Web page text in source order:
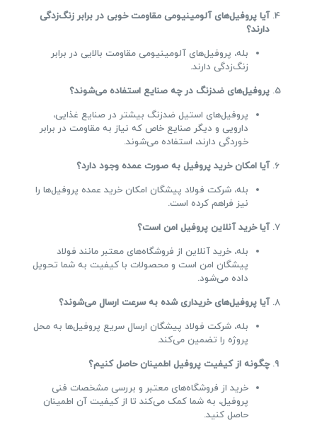
آیا پروفیل‌های آلومینیومی مقاومت خوبی در برابر زنگ‌زدگی
دارند؟
بله، پروفیل‌های آلومینیومی مقاومت بالایی در برابر
زنگ‌زدگی دارند.
پروفیل‌های ضدزنگ در چه صنایع استفاده می‌شوند؟
پروفیل‌های استیل ضدزنگ بیشتر در صنایع غذایی،
دارویی و دیگر صنایع خاص که نیاز به مقاومت در برابر
خوردگی دارند، استفاده می‌شوند.
آیا امکان خرید پروفیل به صورت عمده وجود دارد؟
بله، شرکت فولاد پیشگان امکان خرید عمده پروفیل‌ها را
نیز فراهم کرده است.
آیا خرید آنلاین پروفیل امن است؟
بله، خرید آنلاین از فروشگاه‌های معتبر مانند فولاد
پیشگان امن است و محصولات با کیفیت به شما تحویل
داده می‌شود.
آیا پروفیل‌های خریداری شده به سرعت ارسال می‌شوند؟
بله، شرکت فولاد پیشگان ارسال سریع پروفیل‌ها به محل
پروژه را تضمین می‌کند.
چگونه از کیفیت پروفیل اطمینان حاصل کنیم؟
خرید از فروشگاه‌های معتبر و بررسی مشخصات فنی
پروفیل، به شما کمک می‌کند تا از کیفیت آن اطمینان
حاصل کنید.